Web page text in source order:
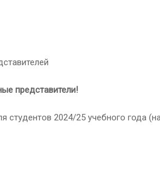
представители!
2024/25 учебного года